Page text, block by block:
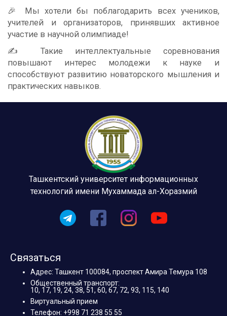
🎉 Мы хотели бы поблагодарить всех учеников,
учителей и организаторов, принявших активное
участие в научной олимпиаде!
✍️ Такие интеллектуальные соревнования
повышают интерес молодежи к науке и
способствуют развитию новаторского мышления и
практических навыков.
Ташкентский университет информационных
технологий имени Мухаммада ал-Хоразмий
Связаться
Адрес: Ташкент 100084, проспект Амира Темура 108
Общественный транспорт:
10, 17, 19, 24, 38, 51, 60, 67, 72, 93, 115, 140
Виртуальный прием
Телефон: +998 71 238 55 55